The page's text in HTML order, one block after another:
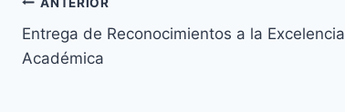
Entrega de Reconocimientos a la Excelencia
Académica